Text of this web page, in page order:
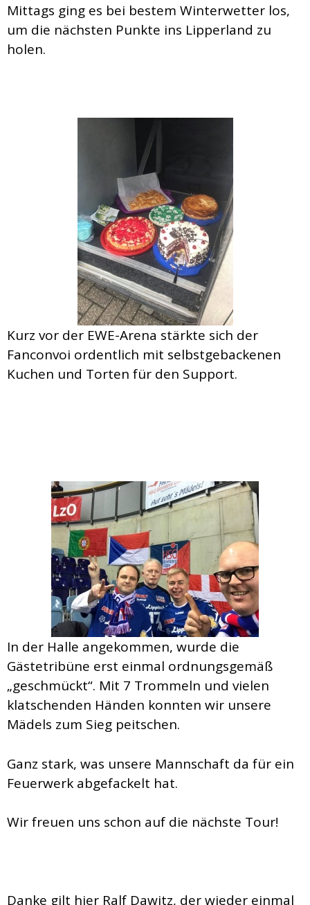
Mittags ging es bei bestem Winterwetter los,
um die nächsten Punkte ins Lipperland zu
holen.
Kurz vor der EWE-Arena stärkte sich der
Fanconvoi ordentlich mit selbstgebackenen
Kuchen und Torten für den Support.
In der Halle angekommen, wurde die
Gästetribüne erst einmal ordnungsgemäß
„geschmückt“. Mit 7 Trommeln und vielen
klatschenden Händen konnten wir unsere
Mädels zum Sieg peitschen.
Ganz stark, was unsere Mannschaft da für ein
Feuerwerk abgefackelt hat.
Wir freuen uns schon auf die nächste Tour!
Danke gilt hier Ralf Dawitz, der wieder einmal